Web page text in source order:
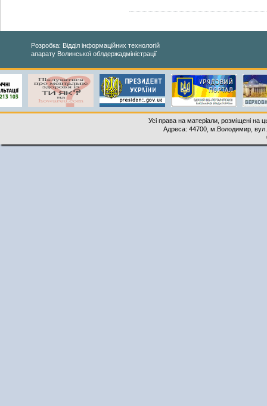
Розробка: Відділ інформаційних технологій
апарату Волинської облдержадміністрації
Усі права на матеріали, розміщені на
Адреса: 44700, м.Володимир,